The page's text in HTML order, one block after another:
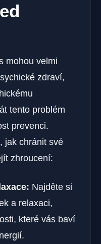
mohou velmi
zdraví,
tento‍ problém
prevenci.
jak chránit své
zhroucení:
Najděte ​si
a relaxaci,
které vás baví